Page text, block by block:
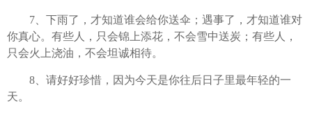
7、下雨了，才知道谁会给你送伞；遇事了，才知道谁对
你真心。有些人，只会锦上添花，不会雪中送炭；有些人，
只会火上浇油，不会坦诚相待。
8、请好好珍惜，因为今天是你往后日子里最年轻的一
天。